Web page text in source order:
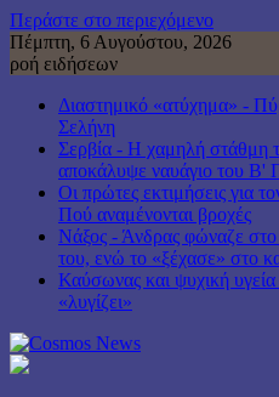
Περάστε στο περιεχόμενο
Πέμπτη, 6 Αυγούστου, 2026
ροή ειδήσεων
Διαστημικό «ατύχημα» -
Σελήνη
Σερβία - Η χαμηλή στάθμη
αποκάλυψε ναυάγιο του Β'
Οι πρώτες εκτιμήσεις για
Πού αναμένονται βροχές
Νάξος - Άνδρας φώναζε στο
του, ενώ το «ξέχασε» στο
Καύσωνας και ψυχική
«λυγίζει»